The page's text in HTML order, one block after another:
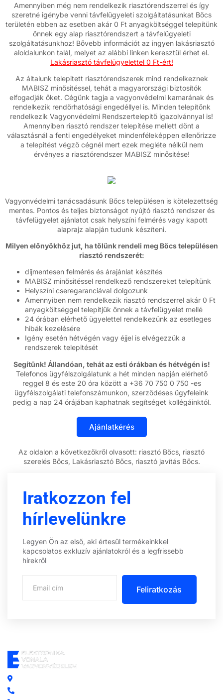
Amennyiben még nem rendelkezik riasztórendszerrel és így
szeretné igénybe venni távfelügyeleti szolgáltatásunkat Bőcs
területén ebben az esetben akár 0 Ft anyagköltséggel telepítünk
önnek egy alap riasztórendszert a távfelügyeleti
szolgáltatásunkhoz! Bővebb információt az ingyen lakásriasztó
aloldalunkon talál, melyet az alábbi linken keresztül érhet el.
Lakásriasztó távfelügyelettel 0 Ft-ért!
Az általunk telepitett riasztórendszerek mind rendelkeznek
MABISZ minősitéssel, tehát a magyarországi biztosítók
elfogadják őket. Cégünk tagja a vagyonvédelmi kamarának és
rendelkezik rendőrhatósági engedéllyel is. Minden telepítőnk
rendelkezik Vagyonvédelmi Rendszertelepitő igazolvánnyal is!
Amennyiben riasztó rendszer telepítése mellett dönt a
választásnál a fenti engedélyeket mindenféleképpen ellenőrizze
a telepitést végző cégnél mert ezek megléte nélkül nem
érvényes a riasztórendszer MABISZ minősitése!
Vagyonvédelmi tanácsadásunk Bőcs településen is kötelezettség
mentes. Pontos és teljes biztonságot nyújtó riasztó rendszer és
távfelügyelet ajánlatot csak helyszíni felmérés vagy kapott
alaprajz alapján tudunk készíteni.
Milyen előnyökhöz jut, ha tőlünk rendeli meg Bőcs településen
riasztó rendszerét:
díjmentesen felmérés és árajánlat készítés
MABISZ minősitéssel rendelkező rendszereket telepítünk
Helyszíni cseregaranciával dolgozunk
Amennyiben nem rendelkezik riasztó rendszerrel akár 0 Ft
anyagköltséggel telepítjük önnek a távfelügyelet mellé
24 órában elérhető ügyelettel rendelkezünk az esetleges
hibák kezelésére
Igény esetén hétvégén vagy éjjel is elvégezzük a
rendszerek telepitését
Segítünk! Állandóan, tehát az esti órákban és hétvégén is!
Telefonos ügyfélszolgálatunk a hét minden napján elérhető
reggel 8 és este 20 óra között a +36 70 750 0 750 -es
ügyfélszolgálati telefonszámunkon, szerződéses ügyfeleink
pedig a nap 24 órájában kaphatnak segítséget kollégáinktól.
Az oldalon a következőkről olvasott: riasztó Bőcs, riasztó
szerelés Bőcs, Lakásriasztó Bőcs, riasztó javítás Bőcs.
Iratkozzon fel
hírlevelünkre
Legyen Ön az első, aki értesül termékeinkkel
kapcsolatos exkluzív ajánlatokról és a legfrissebb
hírekről
Feliratkozás